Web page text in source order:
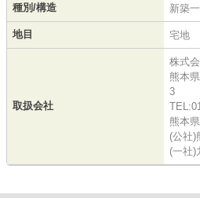
種別/構造 新築
地目 宅地
取扱会社
株式
熊本
3
熊本
(公社)
(一社)